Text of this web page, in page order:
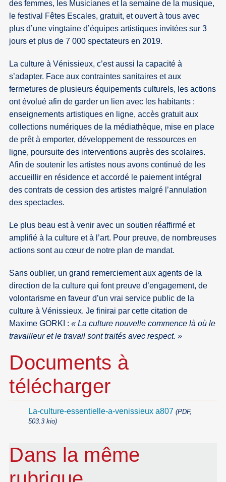
des femmes, les Musicianes et la semaine de la musique,
le festival Fêtes Escales, gratuit, et ouvert à tous avec
plus d’une vingtaine d’équipes artistiques invitées sur 3
jours et plus de 7 000 spectateurs en 2019.
La culture à Vénissieux, c’est aussi la capacité à
s’adapter. Face aux contraintes sanitaires et aux
fermetures de plusieurs équipements culturels, les actions
ont évolué afin de garder un lien avec les habitants :
enseignements artistiques en ligne, accès gratuit aux
collections numériques de la médiathèque, mise en place
de prêt à emporter, développement de ressources en
ligne, poursuite des interventions auprès des scolaires.
Afin de soutenir les artistes nous avons continué de les
accueillir en résidence et accordé le paiement intégral
des contrats de cession des artistes malgré l’annulation
des spectacles.
Le plus beau est à venir avec un soutien réaffirmé et
amplifié à la culture et à l’art. Pour preuve, de nombreuses
actions sont au cœur de notre plan de mandat.
Sans oublier, un grand remerciement aux agents de la
direction de la culture qui font preuve d’engagement, de
volontarisme en faveur d’un vrai service public de la
culture à Vénissieux. Je finirai par cette citation de
Maxime GORKI :« La culture nouvelle commence là où le
travailleur et le travail sont traités avec respect. »
Documents à
télécharger
La-culture-essentielle-a-venissieux a807 (PDF,
503.3 kio)
Dans la même